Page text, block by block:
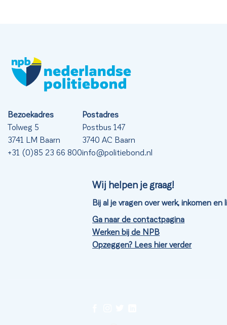
Bezoekadres
Tolweg 5
3741 LM Baarn
+31 (0)85 23 66 800
Postadres
Postbus 147
3740 AC Baarn
info@politiebond.nl
Wij helpen je graag!
Bij al je vragen over werk, inkomen en
Ga naar de contactpagina
Werken bij de NPB
Opzeggen? Lees hier verder